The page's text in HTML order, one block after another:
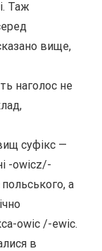
Таж
вище,
наголос не
суфікс —
-owicz/-
а
owic /-ewic.
в